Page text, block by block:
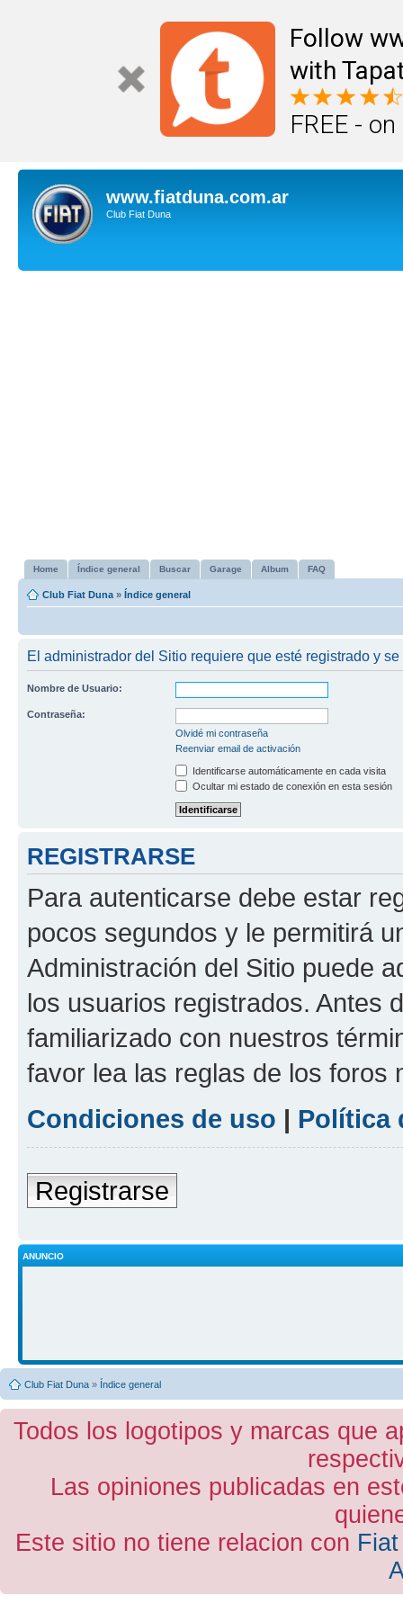
Follow
with
FREE -
www.fiatduna.com.ar
Club Fiat Duna
Home Índice general Buscar Garage Album FAQ
Club Fiat Duna » Índice general
El administrador del Sitio requiere que esté registrado y
Nombre de Usuario:
Contraseña:
Olvidé mi contraseña
Reenviar email de activación
Identificarse automáticamente en cada visita
Ocultar mi estado de conexión en esta sesión
REGISTRARSE
Para autenticarse debe estar
pocos segundos y le permitirá
Administración del Sitio puede
los usuarios registrados. Antes
familiarizado con nuestros
favor lea las reglas de los foros
Condiciones de uso | Política
Registrarse
ANUNCIO
Club Fiat Duna » Índice general
Todos los logotipos y marcas que
Las opiniones publicadas en
Este sitio no tiene relacion con